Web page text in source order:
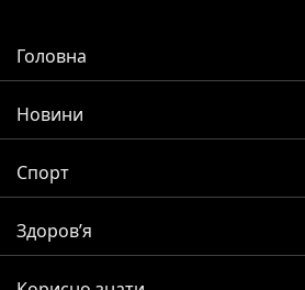
Головна
Новини
Спорт
Здоров’я